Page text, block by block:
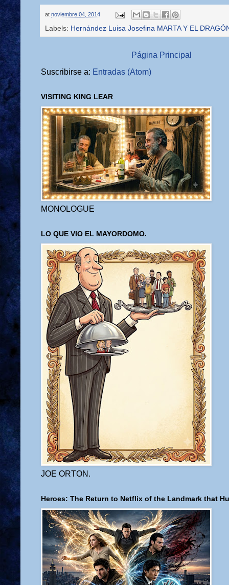
at noviembre 04, 2014
Labels: Hernández Luisa Josefina MARTA Y EL
Página Principal
Suscribirse a: Entradas (Atom)
VISITING KING LEAR
MONOLOGUE
LO QUE VIO EL MAYORDOMO.
JOE ORTON.
Heroes: The Return to Netflix of the Landmark that